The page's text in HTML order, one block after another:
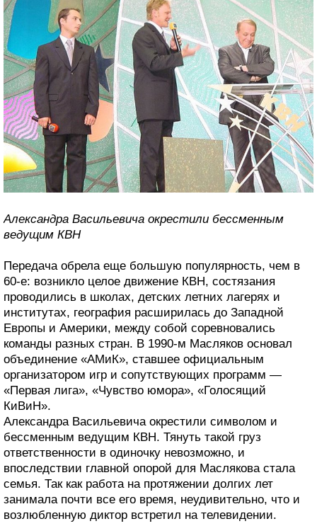
Александра Васильевича окрестили бессменным
ведущим КВН
Передача обрела еще большую популярность, чем в
60-е: возникло целое движение КВН, состязания
проводились в школах, детских летних лагерях и
институтах, география расширилась до Западной
Европы и Америки, между собой соревновались
команды разных стран. В 1990-м Масляков основал
объединение «АМиК», ставшее официальным
организатором игр и сопутствующих программ —
«Первая лига», «Чувство юмора», «Голосящий
КиВиН».
Александра Васильевича окрестили символом и
бессменным ведущим КВН. Тянуть такой груз
ответственности в одиночку невозможно, и
впоследствии главной опорой для Маслякова стала
семья. Так как работа на протяжении долгих лет
занимала почти все его время, неудивительно, что и
возлюбленную диктор встретил на телевидении.